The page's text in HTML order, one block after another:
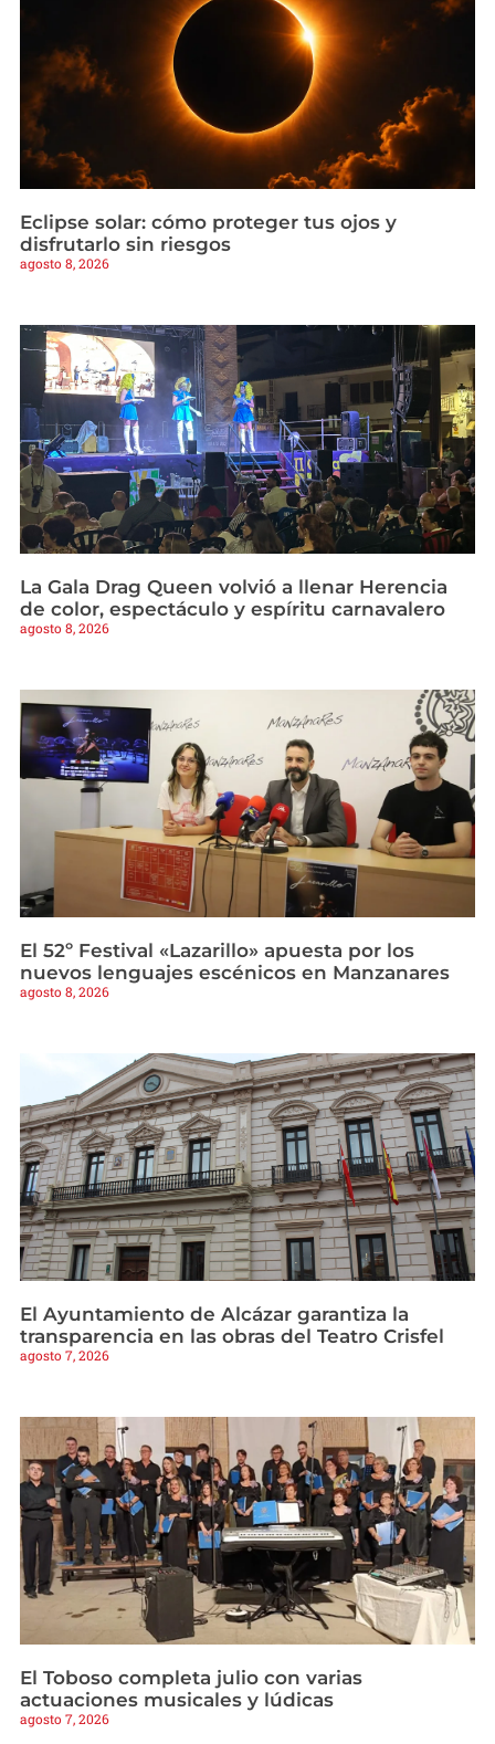
Eclipse solar: cómo proteger tus ojos y
disfrutarlo sin riesgos
agosto 8, 2026
La Gala Drag Queen volvió a llenar Herencia
de color, espectáculo y espíritu carnavalero
agosto 8, 2026
El 52º Festival «Lazarillo» apuesta por los
nuevos lenguajes escénicos en Manzanares
agosto 8, 2026
El Ayuntamiento de Alcázar garantiza la
transparencia en las obras del Teatro Crisfel
agosto 7, 2026
El Toboso completa julio con varias
actuaciones musicales y lúdicas
agosto 7, 2026